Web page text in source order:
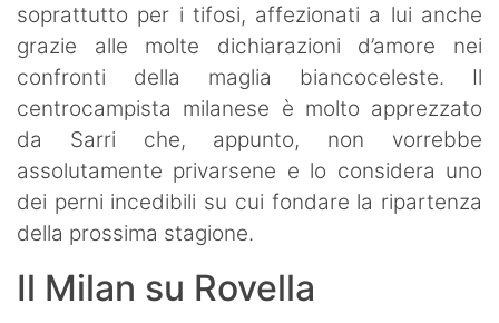
soprattutto per i tifosi, affezionati a lui anche
grazie alle molte dichiarazioni d’amore nei
confronti della maglia biancoceleste. Il
centrocampista milanese è molto apprezzato
da Sarri che, appunto, non vorrebbe
assolutamente privarsene e lo considera uno
dei perni incedibili su cui fondare la ripartenza
della prossima stagione.
Il Milan su Rovella